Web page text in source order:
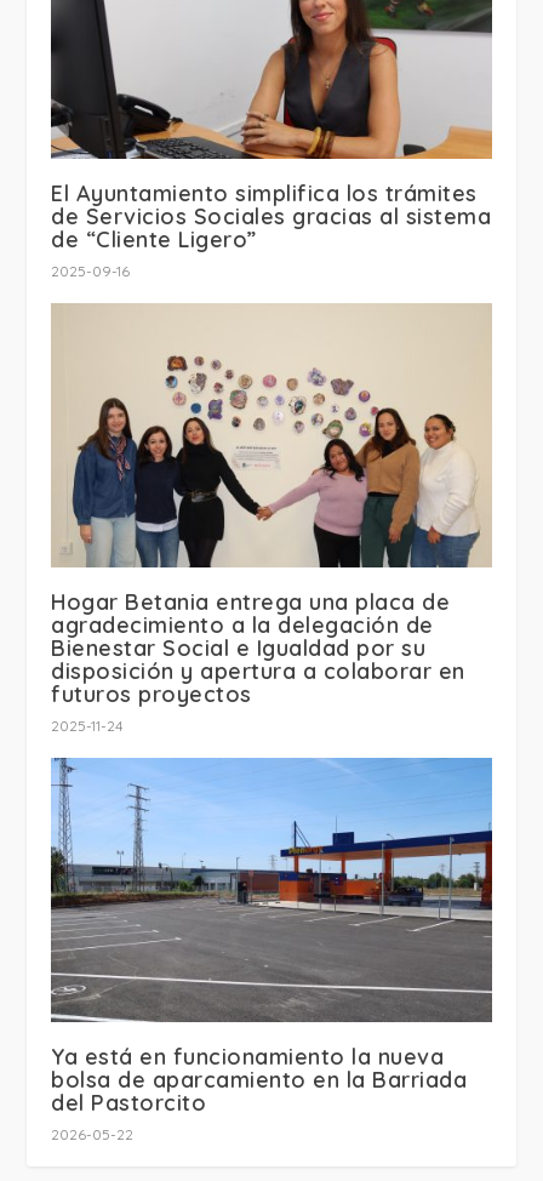
El Ayuntamiento simplifica los trámites
de Servicios Sociales gracias al sistema
de “Cliente Ligero”
2025-09-16
Hogar Betania entrega una placa de
agradecimiento a la delegación de
Bienestar Social e Igualdad por su
disposición y apertura a colaborar en
futuros proyectos
2025-11-24
Ya está en funcionamiento la nueva
bolsa de aparcamiento en la Barriada
del Pastorcito
2026-05-22